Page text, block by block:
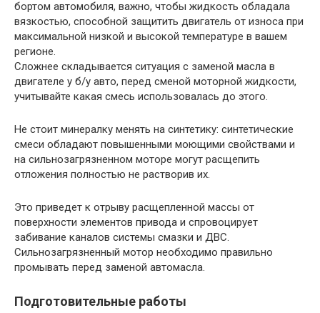
бортом автомобиля, важно, чтобы жидкость обладала
вязкостью, способной защитить двигатель от износа при
максимальной низкой и высокой температуре в вашем
регионе.
Сложнее складывается ситуация с заменой масла в
двигателе у б/у авто, перед сменой моторной жидкости,
учитывайте какая смесь использовалась до этого.
Не стоит минералку менять на синтетику: синтетические
смеси обладают повышенными моющими свойствами и
на сильнозагрязненном моторе могут расщепить
отложения полностью не растворив их.
Это приведет к отрыву расщепленной массы от
поверхности элементов привода и спровоцирует
забивание каналов системы смазки и ДВС.
Сильнозагрязненный мотор необходимо правильно
промывать перед заменой автомасла.
Подготовительные работы